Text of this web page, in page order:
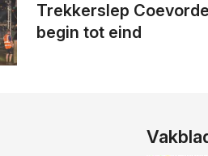
Trekkerslep
begin tot eind